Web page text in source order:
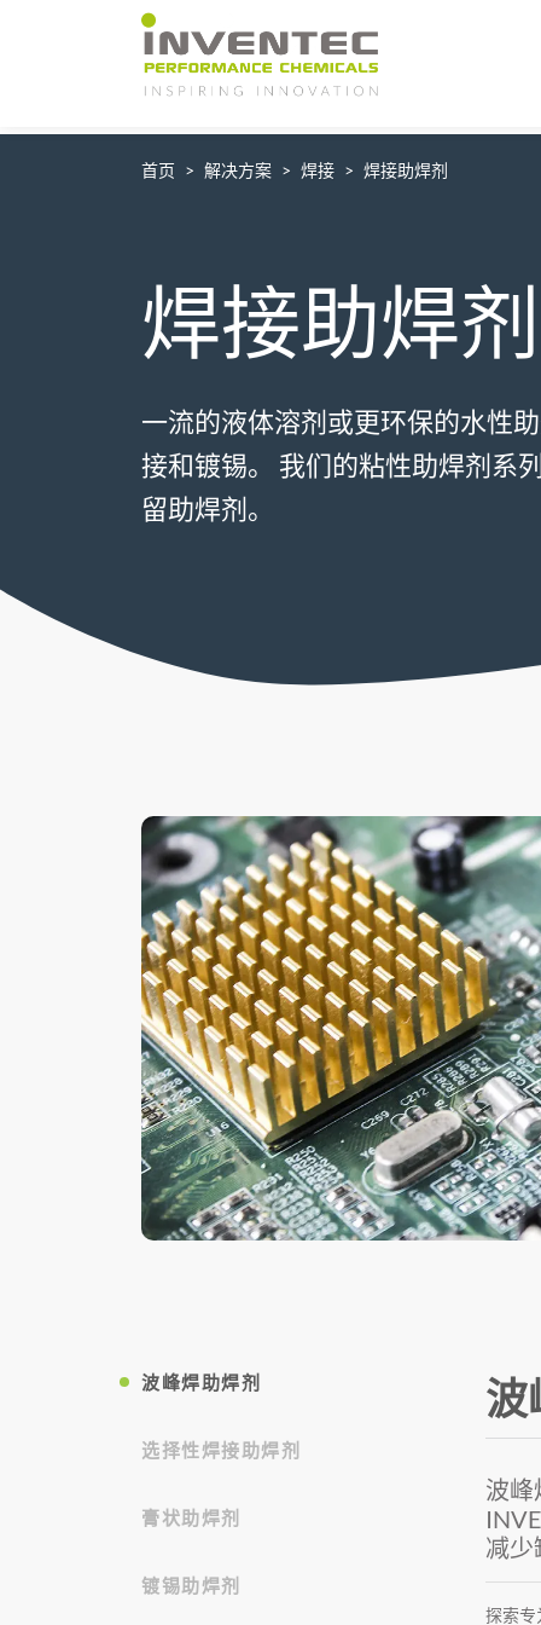
Main Navigation
首页 解决方案 焊接 焊接助焊剂
焊接助焊剂
一流的液体溶剂或更环保的水性
接和镀锡。 我们的粘性助焊剂系
留助焊剂。
波峰焊助焊剂
选择性焊接助焊剂
膏状助焊剂
镀锡助焊剂
波
波峰
减少
探索专